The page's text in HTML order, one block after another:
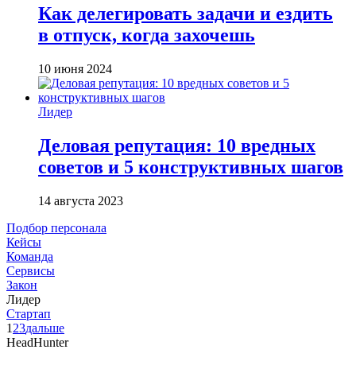
Как делегировать задачи и ездить
в отпуск, когда захочешь
10 июня 2024
Лидер
Деловая репутация: 10 вредных
советов и 5 конструктивных шагов
14 августа 2023
Подбор персонала
Кейсы
Команда
Сервисы
Закон
Лидер
Стартап
1 23дальше
HeadHunter